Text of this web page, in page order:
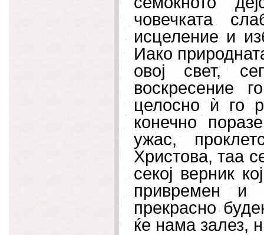
човечката
исцеление и
Иако
овој свет,
воскресение
целосно ѝ го
конечно
ужас,
Христова, таа
секој верник
привремен и
прекрасно
ќе нама залез,